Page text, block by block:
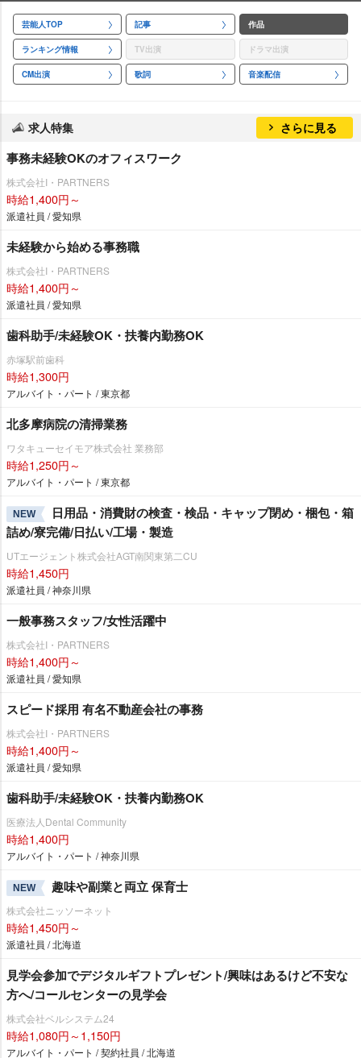
芸能人TOP 記事 作品
ランキング情報 TV出演 ドラマ出演
CM出演 歌詞 音楽配信
求人特集 さらに見る
事務未経験OKのオフィスワーク
株式会社I・PARTNERS
時給1,400円～
派遣社員 / 愛知県
未経験から始める事務職
株式会社I・PARTNERS
時給1,400円～
派遣社員 / 愛知県
歯科助手/未経験OK・扶養内勤務OK
赤塚駅前歯科
時給1,300円
アルバイト・パート / 東京都
北多摩病院の清掃業務
ワタキューセイモア株式会社 業務部
時給1,250円～
アルバイト・パート / 東京都
NEW
日用品・消費財の検査・検品・キャップ閉め・梱包・箱
詰め/寮完備/日払い/工場・製造
UTエージェント株式会社AGT南関東第二CU
時給1,450円
派遣社員 / 神奈川県
一般事務スタッフ/女性活躍中
株式会社I・PARTNERS
時給1,400円～
派遣社員 / 愛知県
スピード採用 有名不動産会社の事務
株式会社I・PARTNERS
時給1,400円～
派遣社員 / 愛知県
歯科助手/未経験OK・扶養内勤務OK
医療法人Dental Community
時給1,400円
アルバイト・パート / 神奈川県
NEW 趣味や副業と両立 保育士
株式会社ニッソーネット
時給1,450円～
派遣社員 / 北海道
見学会参加でデジタルギフトプレゼント/興味はあるけど不安な
方へ/コールセンターの見学会
株式会社ベルシステム24
時給1,080円～1,150円
アルバイト・パート / 契約社員 / 北海道